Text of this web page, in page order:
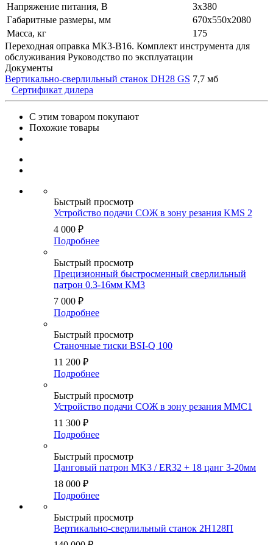
Напряжение питания, В
3x380
Габаритные размеры, мм
670х550х2080
Масса, кг
175
Переходная оправка МК3-B16. Комплект инструмента для
обслуживания Руководство по эксплуатации
Документы
Вертикально-сверлильный станок DH28 GS 7,7 мб
Сертификат дилера
С этим товаром покупают
Похожие товары
Быстрый просмотр
Устройство подачи СОЖ в зону резания KMS 2
4 000 ₽
Подробнее
Быстрый просмотр
Прецизионный быстросменный сверлильный
патрон 0.3-16мм КМ3
7 000 ₽
Подробнее
Быстрый просмотр
Станочные тиски BSI-Q 100
11 200 ₽
Подробнее
Быстрый просмотр
Устройство подачи СОЖ в зону резания ММС1
11 300 ₽
Подробнее
Быстрый просмотр
Цанговый патрон MK3 / ER32 + 18 цанг 3-20мм
18 000 ₽
Подробнее
Быстрый просмотр
Вертикально-сверлильный станок 2Н128П